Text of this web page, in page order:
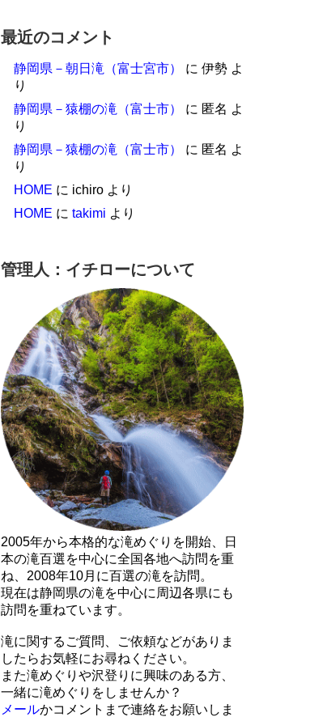
最近のコメント
静岡県－朝日滝（富士宮市） に 伊勢 よ
り
静岡県－猿棚の滝（富士市）
に 匿名 よ
り
静岡県－猿棚の滝（富士市）
に 匿名 よ
り
HOME に ichiro より
HOME に takimi より
管理人：イチローについて
2005年から本格的な滝めぐりを開始、日
本の滝百選を中心に全国各地へ訪問を重
ね、2008年10月に百選の滝を訪問。
現在は静岡県の滝を中心に周辺各県にも
訪問を重ねています。
滝に関するご質問、ご依頼などがありま
したらお気軽にお尋ねください。
また滝めぐりや沢登りに興味のある方、
一緒に滝めぐりをしませんか？
メールかコメントまで連絡をお願いしま